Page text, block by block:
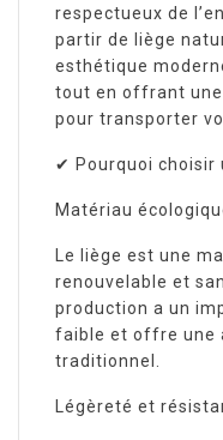
respectueux de
partir de liège
esthétique
tout en offrant
pour transporter
✔ Pourquoi choisir
Matériau
Le liège est une
renouvelable et
production a un
faible et offre une
traditionnel.
Légèreté et